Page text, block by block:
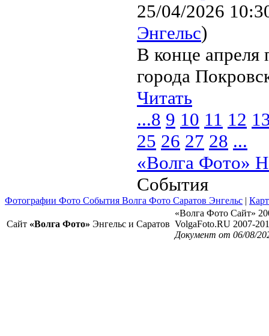
25/04/2026
Энгельс)
В конце апреля
города
Читать
...8 9 10 11 12
25 26 27 28 ...
«Волга Фото»
События
Фотографии Фото События Волга Фото Саратов Энгельс |
Сайт «Волга Фото» Энгельс и Саратов
«Волга Фото Сайт»
VolgaFoto.RU 2007-
Документ от 06/08/